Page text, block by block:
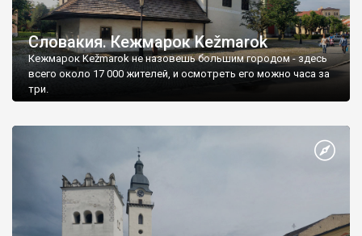
Словакия. Кежмарок Kežmarok
Кежмарок Kežmarok не назовешь большим городом - здесь
всего около 17 000 жителей, и осмотреть его можно часа за
три.